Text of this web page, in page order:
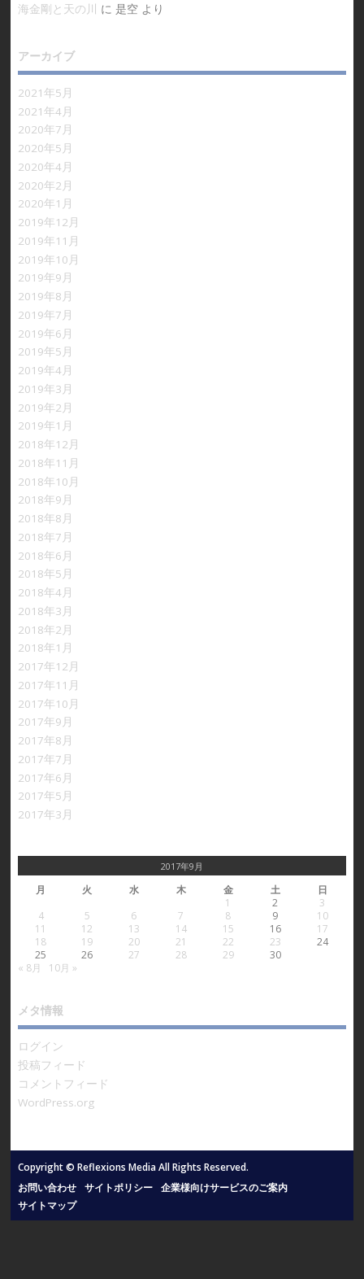
海金剛と天の川
に 是空より
アーカイブ
2021年5月
2021年4月
2020年7月
2020年5月
2020年4月
2020年2月
2020年1月
2019年12月
2019年11月
2019年10月
2019年9月
2019年8月
2019年7月
2019年6月
2019年5月
2019年4月
2019年3月
2019年2月
2019年1月
2018年12月
2018年11月
2018年10月
2018年9月
2018年8月
2018年7月
2018年6月
2018年5月
2018年4月
2018年3月
2018年2月
2018年1月
2017年12月
2017年11月
2017年10月
2017年9月
2017年8月
2017年7月
2017年6月
2017年5月
2017年3月
2017年9月
月 火 水 木 金 土
日
1
2
3
4
5 6 7 8 9
10
11
12 13 14 15 16
17
18
19 20 21 22 23
24
25
26 27 28 29
30
« 8月
10月 »
メタ情報
ログイン
投稿フィード
コメントフィード
WordPress.org
Copyright © Reflexions Media All Rights Reserved.
お問い合わせ サイトポリシー 企業様向けサービスのご案内
サイトマップ